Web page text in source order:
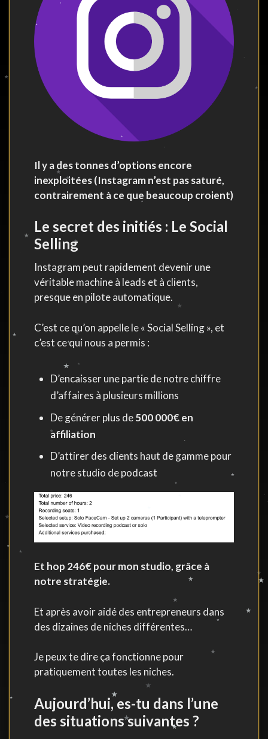
Il y a des tonnes d’options encore
inexploitées (Instagram n’est pas saturé,
contrairement à ce que beaucoup croient)
Le secret des initiés : Le Social
Selling
Instagram peut rapidement devenir une
véritable machine à leads et à clients,
presque en pilote automatique.
C’est ce qu’on appelle le « Social Selling », et
c’est ce qui nous a permis :
D’encaisser une partie de notre chiffre
d’affaires à plusieurs millions
De générer plus de500 000€ en
affiliation
D’attirer des clients haut de gamme pour
notre studio de podcast
Et hop 246€ pour mon studio, grâce à
notre stratégie.
Et après avoir aidé des entrepreneurs dans
des dizaines de niches différentes…
Je peux te dire ça fonctionne pour
pratiquement toutes les niches.
Aujourd’hui, es-tu dans l’une
des situations suivantes ?